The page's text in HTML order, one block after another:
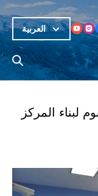
العربية
سوم لبناء المركز